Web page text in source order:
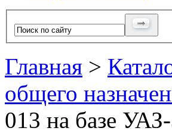
Главная >
общего
013 на базе